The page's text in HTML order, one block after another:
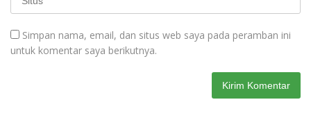
Simpan nama, email, dan situs web saya pada peramban ini
untuk komentar saya berikutnya.